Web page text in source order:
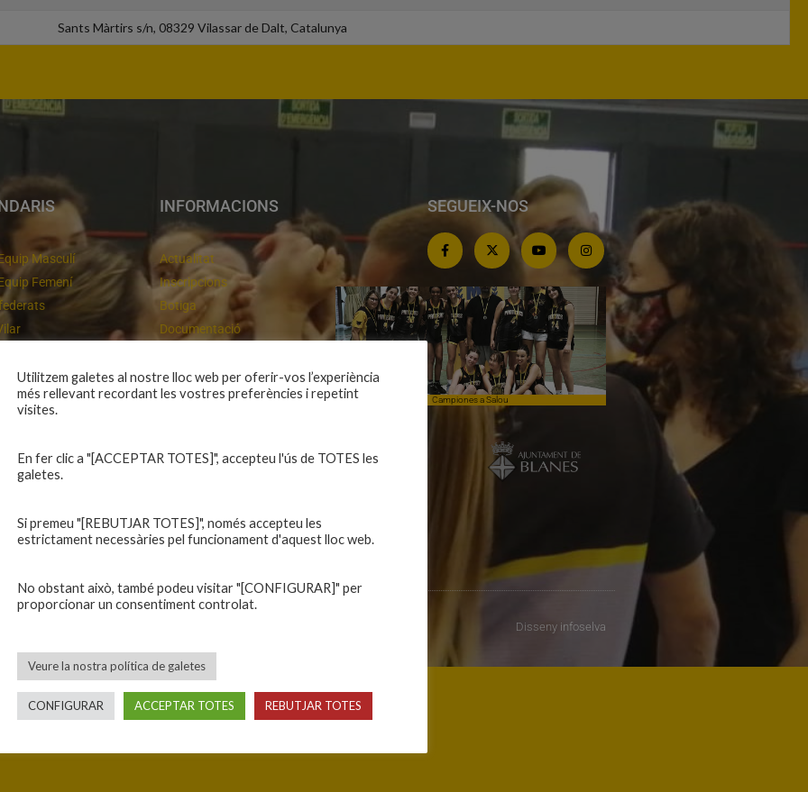
Sants Màrtirs s/n, 08329 Vilassar de Dalt, Catalunya
Masculí
Femení
inferiors
casa
INFORMACIONS
Actualitat
Inscripcions
Botiga
Documentació
Intranet
Contacte
SEGUEIX-NOS
Cloenda de temporada Campiones a Salou
Disseny infoselva
Utilitzem galetes al nostre lloc web per oferir-vos l’experiència
més rellevant recordant les vostres preferències i repetint
visites.
En fer clic a "[ACCEPTAR TOTES]", accepteu l'ús de TOTES les
galetes.
Si premeu "[REBUTJAR TOTES]", només accepteu les
estrictament necessàries pel funcionament d'aquest lloc web.
No obstant això, també podeu visitar "[CONFIGURAR]" per
proporcionar un consentiment controlat.
Veure la nostra política de galetes
CONFIGURAR ACCEPTAR TOTES REBUTJAR TOTES